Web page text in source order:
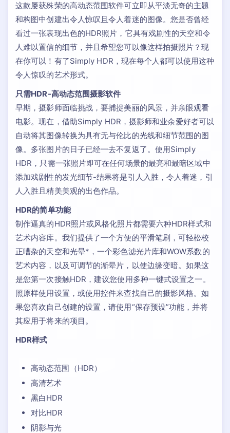
这款屡获殊荣的高动态范围软件可立即从平淡无奇的主题
和构图中创建出令人惊叹且令人着迷的图像。您是否曾经
看过一张表现出色的HDR照片，它具有戏剧性的天空和令
人难以置信的细节，并且希望您可以像这样拍摄照片？现
在你可以！有了Simply HDR，现在每个人都可以使用这种
令人惊叹的艺术形式。
只需HDR-高动态范围摄影软件
早期，摄影师面临挑战，要捕捉美丽的风景，并亲眼观看
电影。现在，借助Simply HDR，摄影师和业余爱好者可以
自动将其图像转换为具有无与伦比的光线和细节范围的图
像。多张图片的日子已经一去不复返了。使用Simply
HDR，只需一张照片即可在任何场景的最亮和最暗区域中
添加戏剧性的发光细节-结果将是引人入胜，令人着迷，引
人入胜且精美美观的出色作品。
HDR的简单功能
制作逼真的HDR照片或风格化照片都需要六种HDR样式和
艺术内容库。我们提供了一个方便的平滑笔刷，可轻松校
正嘈杂的天空和光晕*，一个彩色滤光片库和WOW系数的
艺术内容，以及可调节的渐晕片，以使边缘变暗。如果这
是您第一次接触HDR，建议您使用多种一键式设置之一。
照原样使用设置，或使用控件来查找自己的摄影风格。如
果您喜欢自己创建的设置，请使用“保存预设”功能，并将
其应用于将来的项目。
HDR样式
高动态范围（HDR）
高清艺术
黑白HDR
对比HDR
阴影与光